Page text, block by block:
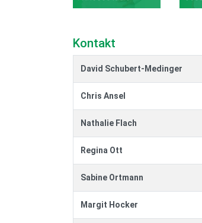
Kontakt
David Schubert-Medinger
Chris Ansel
Nathalie Flach
Regina Ott
Sabine Ortmann
Margit Hocker